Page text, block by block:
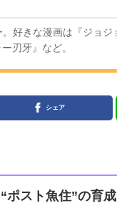
好きな漫画は『ジョジ
刃牙』など。
シェア
ポスト魚住”の育